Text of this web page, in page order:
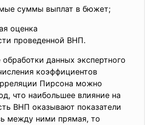
суммы выплат в бюжет;
оценка
проведенной ВНП.
обработки данных экспертного
коэффициентов
Пирсона можно
что наибольшее влияние на
ВНП оказывают показатели
между ними прямая, то